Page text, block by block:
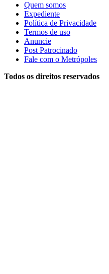
Quem somos
Expediente
Política de Privacidade
Termos de uso
Anuncie
Post Patrocinado
Fale com o Metrópoles
Todos os direitos reservados